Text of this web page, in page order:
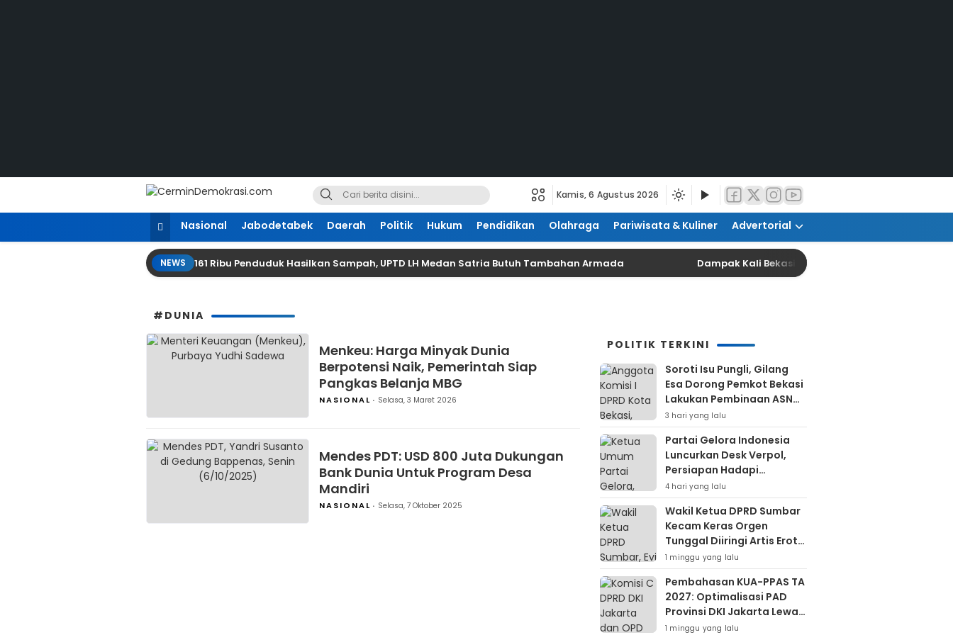
CerminDemokrasi.com
Refleksi Kedaulatan Rakyat
Kamis, 6 Agustus 2026
Nasional Jabodetabek Daerah Politik Hukum Pendidikan Olahraga Pariwisata & Kuliner Advertorial
NEWS 161 Ribu Penduduk Hasilkan Sampah, UPTD LH Medan Satria Butuh Tambahan Armada Dampak Kali Bekasi Tercemar, Kualitas Produksi
#DUNIA
Menkeu: Harga Minyak Dunia
Berpotensi Naik, Pemerintah Siap
Pangkas Belanja MBG
NASIONAL Selasa, 3 Maret 2026
Mendes PDT: USD 800 Juta Dukungan
Bank Dunia Untuk Program Desa
Mandiri
NASIONAL Selasa, 7 Oktober 2025
POLITIK TERKINI
Soroti Isu Pungli, Gilang
Esa Dorong Pemkot Bekasi
Lakukan Pembinaan ASN
Hingga Bentuk Satgas
3 hari yang lalu
Partai Gelora Indonesia
Luncurkan Desk Verpol,
Persiapan Hadapi
Verifikasi KPU Untuk Pemilu
2029
4 hari yang lalu
Wakil Ketua DPRD Sumbar
Kecam Keras Orgen
Tunggal Diiringi Artis Erotis
Di Kuranji
1 minggu yang lalu
Pembahasan KUA-PPAS TA
2027: Optimalisasi PAD
Provinsi DKI Jakarta Lewat
Retribusi Dan Pajak
1 minggu yang lalu